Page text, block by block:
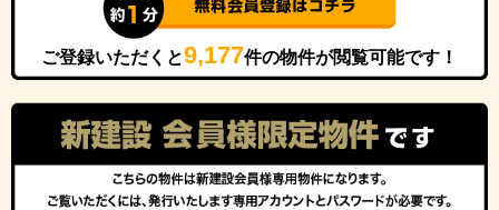
ご登録いただくと9,177件の物件が閲覧可能です！